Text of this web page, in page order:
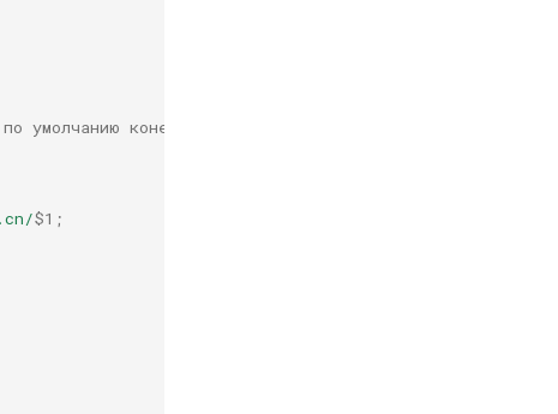
умолчанию конечная точка - s3.amazonaws.com
$1 ;